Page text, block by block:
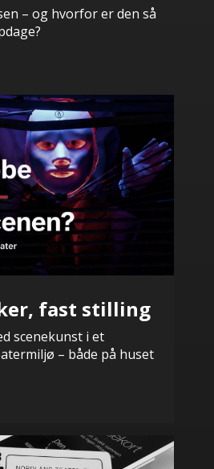
– og hvorfor er den så
fast stilling
scenekunst i et
– både på huset